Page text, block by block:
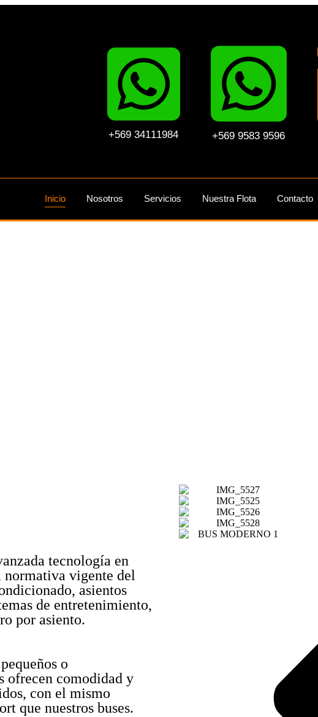
+569 34111984
+569 9583 9596
Inicio Nosotros Servicios Nuestra Flota Contacto
tecnología en
normativa vigente del
asientos
de entretenimiento,
por asiento.
o
ofrecen comodidad y
con el mismo
que nuestros buses.